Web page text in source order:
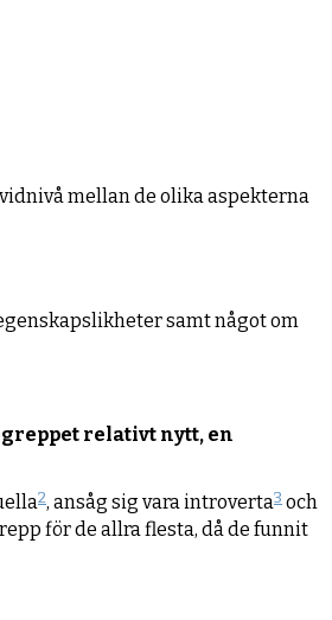
mellan de olika aspekterna
samt något om
relativt nytt, en
2, ansåg sig vara introverta3 och
för de allra flesta, då de funnit